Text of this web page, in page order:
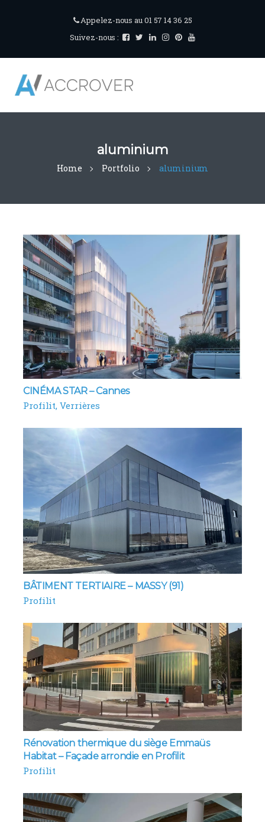
Appelez-nous au 01 57 14 36 25
Suivez-nous :
aluminium
Home Portfolio aluminium
CINÉMA STAR – Cannes
Profilit Verrières
BÂTIMENT TERTIAIRE – MASSY (91)
Profilit
Rénovation thermique du siège Emmaüs
Habitat – Façade arrondie en Profilit
Profilit